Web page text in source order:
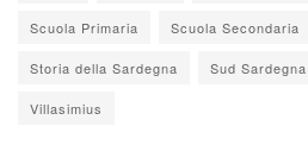
Scuola Primaria Scuola Secondaria
Storia della Sardegna Sud Sardegna
Villasimius